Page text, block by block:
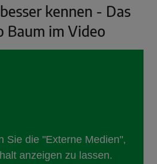
kennen - Das
Baum im Video